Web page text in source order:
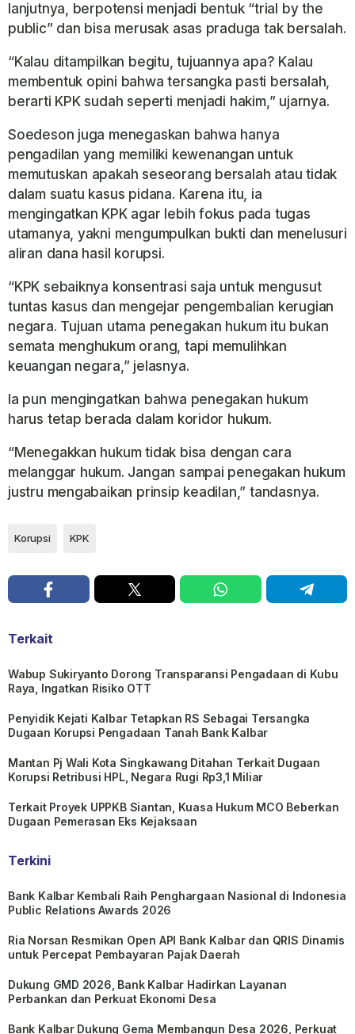
lanjutnya, berpotensi menjadi bentuk “trial by the
public” dan bisa merusak asas praduga tak bersalah.
“Kalau ditampilkan begitu, tujuannya apa? Kalau
membentuk opini bahwa tersangka pasti bersalah,
berarti KPK sudah seperti menjadi hakim,” ujarnya.
Soedeson juga menegaskan bahwa hanya
pengadilan yang memiliki kewenangan untuk
memutuskan apakah seseorang bersalah atau tidak
dalam suatu kasus pidana. Karena itu, ia
mengingatkan KPK agar lebih fokus pada tugas
utamanya, yakni mengumpulkan bukti dan menelusuri
aliran dana hasil korupsi.
“KPK sebaiknya konsentrasi saja untuk mengusut
tuntas kasus dan mengejar pengembalian kerugian
negara. Tujuan utama penegakan hukum itu bukan
semata menghukum orang, tapi memulihkan
keuangan negara,” jelasnya.
Ia pun mengingatkan bahwa penegakan hukum
harus tetap berada dalam koridor hukum.
“Menegakkan hukum tidak bisa dengan cara
melanggar hukum. Jangan sampai penegakan hukum
justru mengabaikan prinsip keadilan,” tandasnya.
Korupsi KPK
Terkait
Wabup Sukiryanto Dorong Transparansi Pengadaan di Kubu
Raya, Ingatkan Risiko OTT
Penyidik Kejati Kalbar Tetapkan RS Sebagai Tersangka
Dugaan Korupsi Pengadaan Tanah Bank Kalbar
Mantan Pj Wali Kota Singkawang Ditahan Terkait Dugaan
Korupsi Retribusi HPL, Negara Rugi Rp3,1 Miliar
Terkait Proyek UPPKB Siantan, Kuasa Hukum MCO Beberkan
Dugaan Pemerasan Eks Kejaksaan
Terkini
Bank Kalbar Kembali Raih Penghargaan Nasional di Indonesia
Public Relations Awards 2026
Ria Norsan Resmikan Open API Bank Kalbar dan QRIS Dinamis
untuk Percepat Pembayaran Pajak Daerah
Dukung GMD 2026, Bank Kalbar Hadirkan Layanan
Perbankan dan Perkuat Ekonomi Desa
Bank Kalbar Dukung Gema Membangun Desa 2026, Perkuat